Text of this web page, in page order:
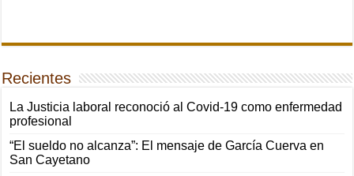
Recientes
La Justicia laboral reconoció al Covid-19 como enfermedad
profesional
“El sueldo no alcanza”: El mensaje de García Cuerva en
San Cayetano